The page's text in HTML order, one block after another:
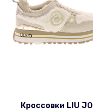
Кроссовки LIU JO